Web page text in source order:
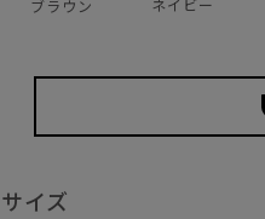
ブラウン ネイビー
サイズ